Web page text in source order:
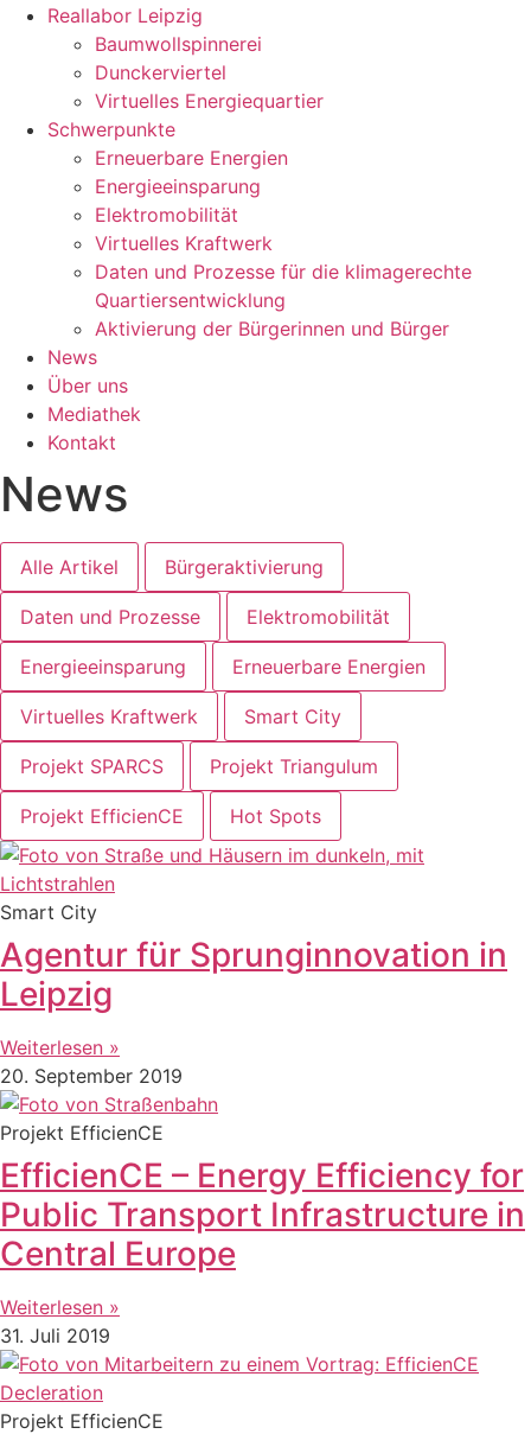
Reallabor Leipzig
Baumwollspinnerei
Dunckerviertel
Virtuelles Energiequartier
Schwerpunkte
Erneuerbare Energien
Energieeinsparung
Elektromobilität
Virtuelles Kraftwerk
Daten und Prozesse für die klimagerechte
Quartiersentwicklung
Aktivierung der Bürgerinnen und Bürger
News
Über uns
Mediathek
Kontakt
News
Alle Artikel Bürgeraktivierung
Daten und Prozesse Elektromobilität
Energieeinsparung Erneuerbare Energien
Virtuelles Kraftwerk Smart City
Projekt SPARCS Projekt Triangulum
Projekt EfficienCE Hot Spots
Smart City
Agentur für Sprunginnovation in
Leipzig
Weiterlesen »
20. September 2019
Projekt EfficienCE
EfficienCE – Energy Efficiency for
Public Transport Infrastructure in
Central Europe
Weiterlesen »
31. Juli 2019
Projekt EfficienCE